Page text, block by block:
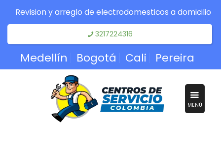
Revision y arreglo de electrodomesticos a domicilio
3217224316
Medellín Bogotá Cali Pereira
MENÚ